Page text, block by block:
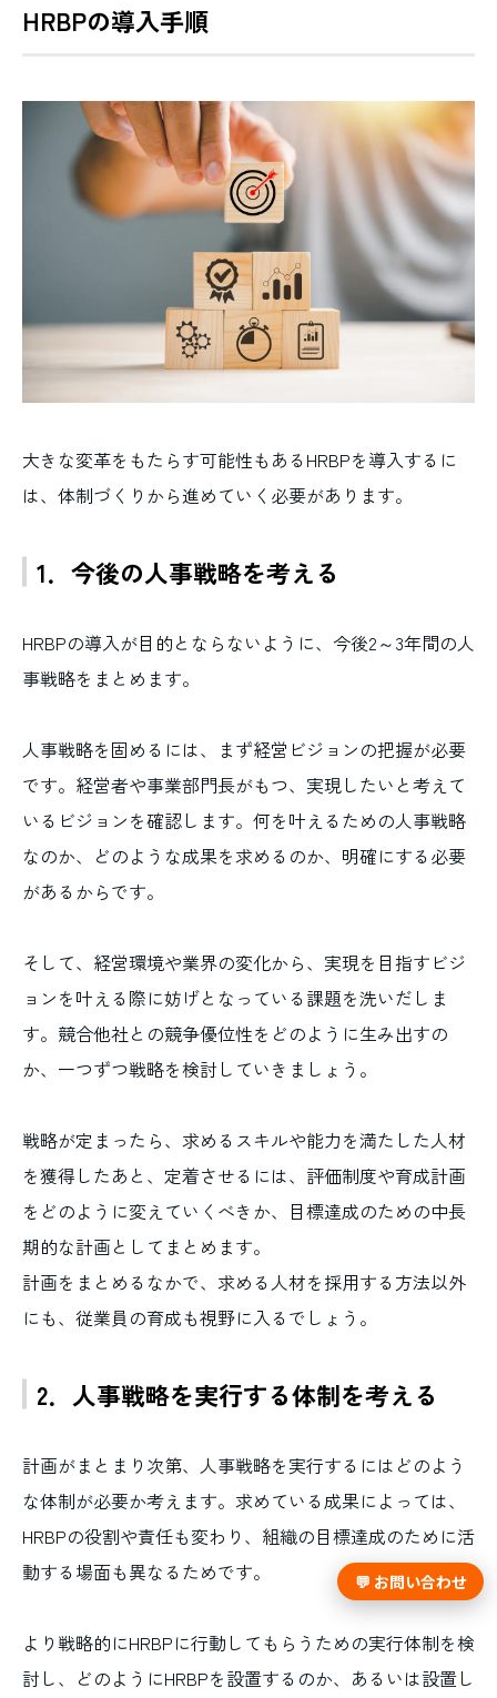
HRBPの導入手順
大きな変革をもたらす可能性もあるHRBPを導入するに
は、体制づくりから進めていく必要があります。
1．今後の人事戦略を考える
HRBPの導入が目的とならないように、今後2～3年間の人
事戦略をまとめます。
人事戦略を固めるには、まず経営ビジョンの把握が必要
です。経営者や事業部門長がもつ、実現したいと考えて
いるビジョンを確認します。何を叶えるための人事戦略
なのか、どのような成果を求めるのか、明確にする必要
があるからです。
そして、経営環境や業界の変化から、実現を目指すビジ
ョンを叶える際に妨げとなっている課題を洗いだしま
す。競合他社との競争優位性をどのように生み出すの
か、一つずつ戦略を検討していきましょう。
戦略が定まったら、求めるスキルや能力を満たした人材
を獲得したあと、定着させるには、評価制度や育成計画
をどのように変えていくべきか、目標達成のための中長
期的な計画としてまとめます。
計画をまとめるなかで、求める人材を採用する方法以外
にも、従業員の育成も視野に入るでしょう。
2．人事戦略を実行する体制を考える
計画がまとまり次第、人事戦略を実行するにはどのよう
な体制が必要か考えます。求めている成果によっては、
HRBPの役割や責任も変わり、組織の目標達成のために活
動する場面も異なるためです。
より戦略的にHRBPに行動してもらうための実行体制を検
討し、どのようにHRBPを設置するのか、あるいは設置し
💬 お問い合わせ